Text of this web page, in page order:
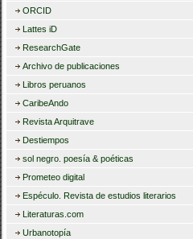
ORCID
Lattes iD
ResearchGate
Archivo de publicaciones
Libros peruanos
CaribeAndo
Revista Arquitrave
Destiempos
sol negro. poesía & poéticas
Prometeo digital
Espéculo. Revista de estudios literarios
Literaturas.com
Urbanotopía